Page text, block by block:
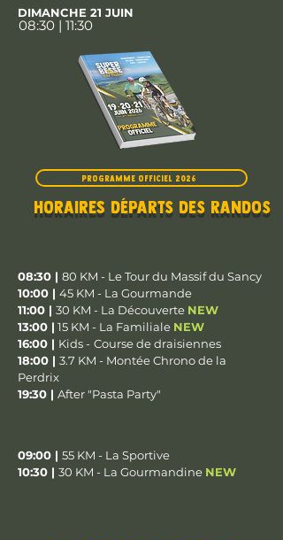
DIMANCHE 21 JUIN
08:30 | 11:30
PROGRAMME OFFICIEL 2026
HORAIRES départs des randos
08:30 | 80 KM - Le Tour du Massif du Sancy
10:00 | 45 KM - La Gourmande
11:00 | 30 KM - La Découverte NEW
13:00 | 15 KM - La Familiale NEW
16:00 | Kids - Course de draisiennes
18:00 | 3.7 KM - Montée Chrono de la
Perdrix
19:30 | After "Pasta Party"
09:00 | 55 KM - La Sportive
10:30 | 30 KM - La Gourmandine NEW